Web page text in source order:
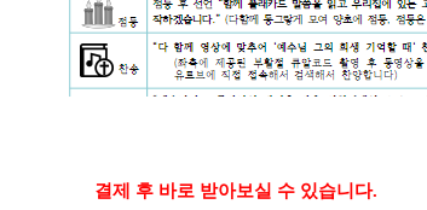
결제 후 바로 받아보실 수 있습니다.